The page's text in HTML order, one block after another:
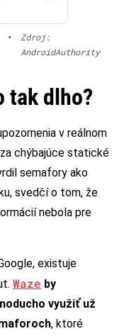
•
Zdroj:
AndroidAuthority
tak dlho?
v reálnom
chýbajúce statické
semafory ako
svedčí o tom, že
nebola pre
existuje
Waze by
využiť už
, ktoré